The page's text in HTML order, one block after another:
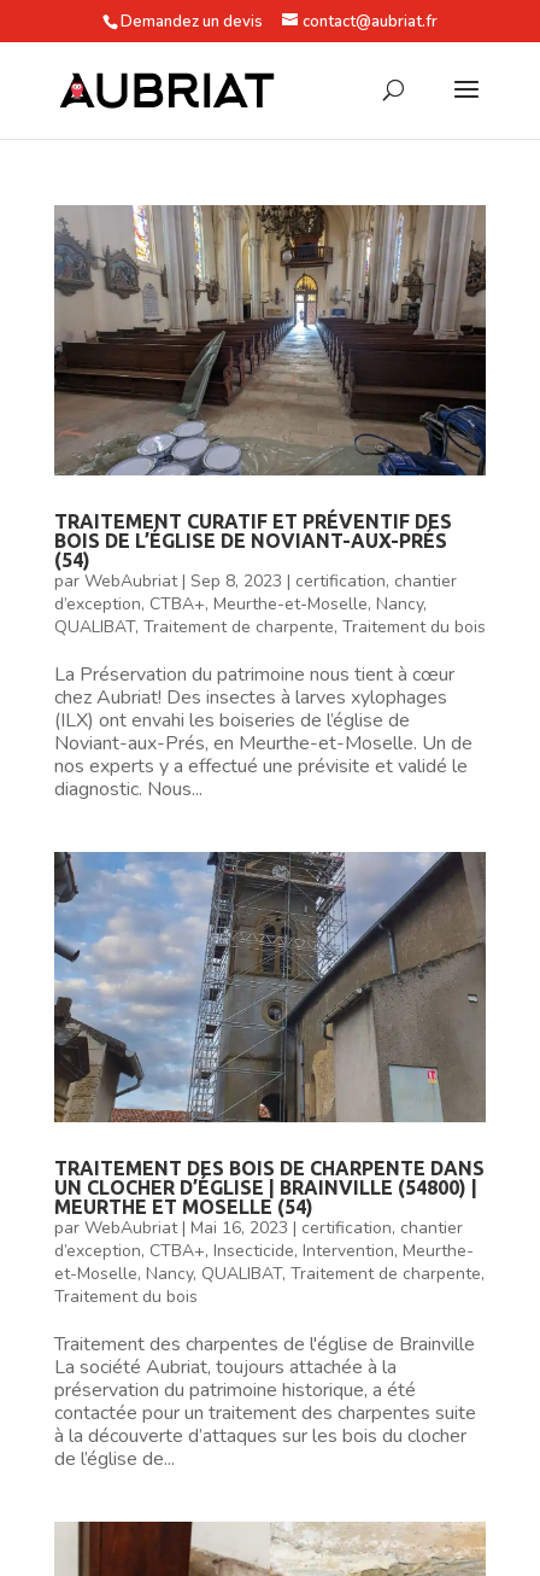
Demandez un devis contact@aubriat.fr
TRAITEMENT CURATIF ET PRÉVENTIF DES
BOIS DE L’ÉGLISE DE NOVIANT-AUX-PRÉS
(54)
par WebAubriat| Sep 8, 2023 | certification, chantier
d’exception, CTBA+, Meurthe-et-Moselle, Nancy,
QUALIBAT, Traitement de charpente, Traitement du bois
La Préservation du patrimoine nous tient à cœur
chez Aubriat! Des insectes à larves xylophages
(ILX) ont envahi les boiseries de l’église de
Noviant-aux-Prés, en Meurthe-et-Moselle. Un de
nos experts y a effectué une prévisite et validé le
diagnostic. Nous...
TRAITEMENT DES BOIS DE CHARPENTE DANS
UN CLOCHER D’ÉGLISE | BRAINVILLE (54800) |
MEURTHE ET MOSELLE (54)
par WebAubriat| Mai 16, 2023 | certification, chantier
d’exception, CTBA+, Insecticide, Intervention, Meurthe-
et-Moselle, Nancy, QUALIBAT, Traitement de charpente,
Traitement du bois
Traitement des charpentes de l'église de Brainville
La société Aubriat, toujours attachée à la
préservation du patrimoine historique, a été
contactée pour un traitement des charpentes suite
à la découverte d’attaques sur les bois du clocher
de l’église de...